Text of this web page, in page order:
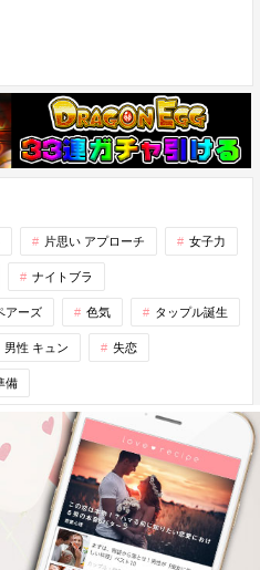
片思い アプローチ 女子力
ナイトブラ
アーズ 色気 タップル誕生
男性 キュン 失恋
備